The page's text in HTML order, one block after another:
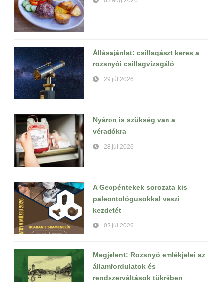
Állásajánlat: csillagászt keres a
rozsnyói csillagvizsgáló
29 júl 2026
Nyáron is szükség van a
véradókra
28 júl 2026
A Geopéntekek sorozata kis
paleontológusokkal veszi
kezdetét
02 júl 2026
Megjelent: Rozsnyó emlékjelei az
államfordulatok és
rendszerváltások tükrében